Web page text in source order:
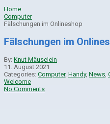
Home
Computer
Fälschungen im Onlineshop
Fälschungen im
By: Knut Mäuselein
11. August 2021
Categories: Computer, Handy, News
Welcome
No Comments